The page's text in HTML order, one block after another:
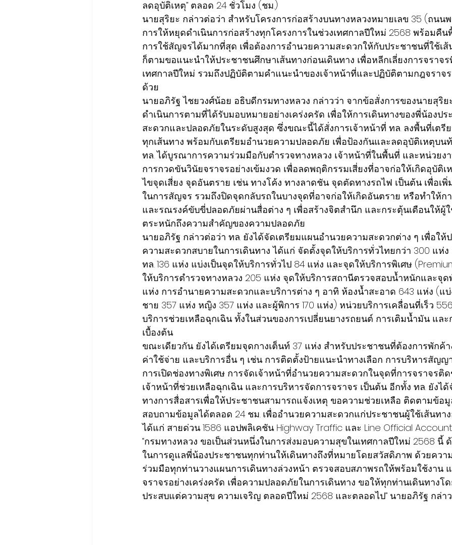
ลดอุบัติเหตุ” ตลอด 24 ชั่วโมง (ชม.)
นายสุริยะ กล่าวต่อว่า สำหรับโครงการก่อสร้างบนทางหลวงหมายเลข 35 (ถนน
การให้หยุดดำเนินการก่อสร้างทุกโครงการในช่วงเทศกาลปีใหม่ 2568 พร้อมคื
การใช้สัญจรได้มากที่สุด เพื่อต้องการอำนวยความสะดวกให้กับประชาชนที่ใช้เส้
ก็ตามขอแนะนำให้ประชาชนศึกษาเส้นทางก่อนเดินทาง เพื่อหลีกเลี่ยงการจราจ
เทศกาลปีใหม่ รวมถึงปฏิบัติตามคำแนะนำของเจ้าหน้าที่และปฏิบัติตามกฎจราจร
ด้วย
นายอภิรัฐ ไชยวงศ์น้อย อธิบดีกรมทางหลวง กล่าวว่า จากข้อสั่งการของนายสุริย
ดำเนินการตามที่ได้รับมอบหมายอย่างเคร่งครัด เพื่อให้การเดินทางของพี่น้องป
สะดวกและปลอดภัยในระดับสูงสุด ซึ่งขณะนี้ได้สั่งการเจ้าหน้าที่ ทล. ลงพื้นที่เตรี
ทุกเส้นทาง พร้อมกับเตรียมอำนวยความปลอดภัย เพื่อป้องกันและลดอุบัติเหตุบน
ทล. ได้บูรณาการความร่วมมือกับตำรวจทางหลวง เจ้าหน้าที่ในพื้นที่ และหน่วยง
การกวดขันวินัยจราจรอย่างเข้มงวด เพื่อลดพฤติกรรมเสี่ยงที่อาจก่อให้เกิดอุบัติ
ไขจุดเสี่ยง จุดอันตราย เช่น ทางโค้ง ทางลาดชัน จุดตัดทางรถไฟ เป็นต้น เพื่อเ
ในการสัญจร รวมถึงปิดจุดกลับรถในบางจุดที่อาจก่อให้เกิดอันตราย หรือทำให้ก
และรณรงค์ขับขี่ปลอดภัยผ่านสื่อต่าง ๆ เพื่อสร้างจิตสำนึก และกระตุ้นเตือนให้ผู้
ตระหนักถึงความสำคัญของความปลอดภัย
นายอภิรัฐ กล่าวต่อว่า ทล. ยังได้จัดเตรียมแผนอำนวยความสะดวกต่าง ๆ เพื่อให้
ความสะดวกสบายในการเดินทาง ได้แก่ จัดตั้งจุดให้บริการทั่วไทยกว่า 300 แห่ง
ทล. 136 แห่ง แบ่งเป็นจุดให้บริการทั่วไป 84 แห่ง และจุดให้บริการพิเศษ
ให้บริการตำรวจทางหลวง 205 แห่ง จุดให้บริการสถานีตรวจสอบน้ำหนักและจุ
แห่ง การอำนายความสะดวกและบริการต่าง ๆ อาทิ ห้องน้ำสะอาด 643 แห่ง (แบ่
ชาย 357 แห่ง หญิง 357 แห่ง และผู้พิการ 170 แห่ง) หน่วยบริการเคลื่อนที่เร็ว
บริการช่วยเหลือฉุกเฉิน ทั้งในส่วนของการเปลี่ยนยางรถยนต์ การเติมน้ำมัน แล
เบื้องต้น
ขณะเดียวกัน ยังได้เตรียมจุดกางเต็นท์ 37 แห่ง สำหรับประชาชนที่ต้องการพักค้
ค่าใช้จ่าย และบริการอื่น ๆ เช่น การติดตั้งป้ายแนะนำทางเลือก การบริหารสัญ
การเปิดช่องทางพิเศษ การจัดเจ้าหน้าที่อำนวยความสะดวกในจุดที่การจราจรติ
เจ้าหน้าที่ช่วยเหลือฉุกเฉิน และการบริหารจัดการจราจร เป็นต้น อีกทั้ง ทล. ยังไ
ทางการสื่อสารเพื่อให้ประชาชนสามารถแจ้งเหตุ ขอความช่วยเหลือ ติดตามข้อ
สอบถามข้อมูลได้ตลอด 24 ชม. เพื่ออำนวยความสะดวกแก่ประชาชนผู้ใช้เส้นทา
ได้แก่ สายด่วน 1586 แอปพลิเคชัน Highway Traffic และ Line Official
“กรมทางหลวง ขอเป็นส่วนหนึ่งในการส่งมอบความสุขในเทศกาลปีใหม่ 2568 นี้
ในการดูแลพี่น้องประชาชนทุกท่านให้เดินทางถึงที่หมายโดยสวัสดิภาพ ด้วยควา
ร่วมมือทุกท่านวางแผนการเดินทางล่วงหน้า ตรวจสอบสภาพรถให้พร้อมใช้งาน
จราจรอย่างเคร่งครัด เพื่อความปลอดภัยในการเดินทาง ขอให้ทุกท่านเดินทางโ
ประสบแต่ความสุข ความเจริญ ตลอดปีใหม่ 2568 และตลอดไป” นายอภิรัฐ กล่าว